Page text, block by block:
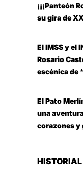
¡¡¡Panteón
su gira de
El IMSS y el
Rosario
escénica de
El Pato
una
corazones y
HISTORIAL